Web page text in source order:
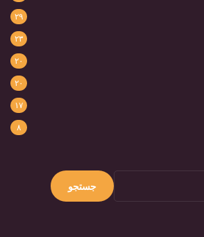
۲۹
۲۳
۲۰
۲۰
۱۷
۸
جستجو